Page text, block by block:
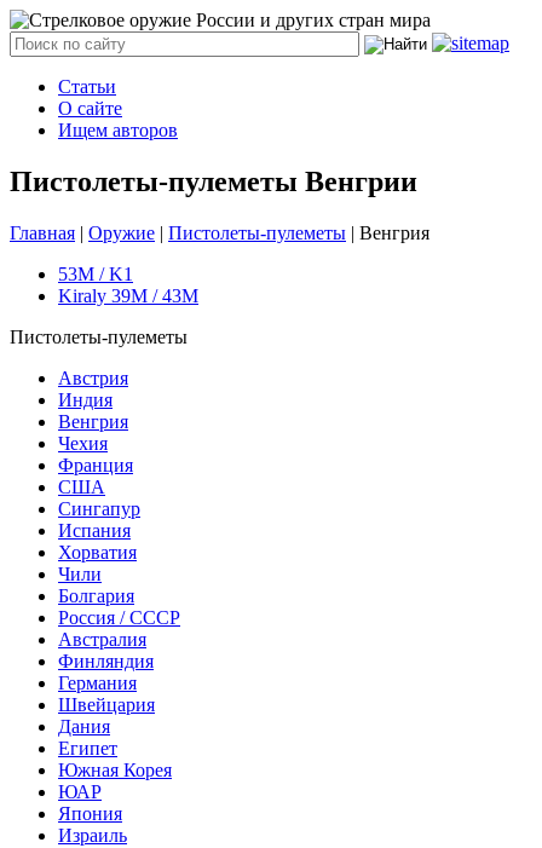
Статьи
О сайте
Ищем авторов
Пистолеты-пулеметы Венгрии
Главная | Оружие | Пистолеты-пулеметы | Венгрия
53M / K1
Kiraly 39M / 43M
Пистолеты-пулеметы
Австрия
Индия
Венгрия
Чехия
Франция
США
Сингапур
Испания
Хорватия
Чили
Болгария
Россия / СССР
Австралия
Финляндия
Германия
Швейцария
Дания
Египет
Южная Корея
ЮАР
Япония
Израиль